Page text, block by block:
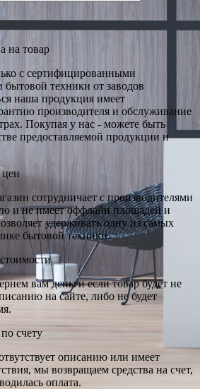
на товар
с сертифицированными
бытовой техники от заводов
наша продукция имеет
производителя и обслуживание
Покупая у нас - можете быть
предоставляемой продукции и
цен
сотрудничает с производителями
и не имеет оффлайн площадей и
удерживать одну из самых
бытовой техники.
вам деньги если товар будет не
на сайте, либо не будет
счету
описанию или имеет
мы возвращаем средства на счет,
оплата.